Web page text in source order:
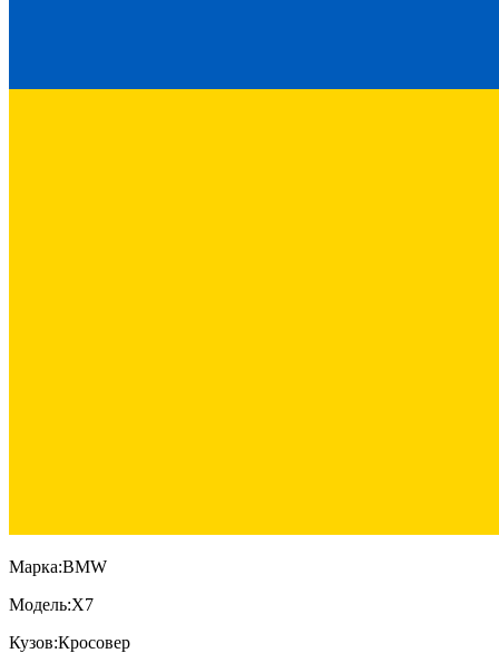
Марка:BMW
Модель:X7
Кузов:Кросовер